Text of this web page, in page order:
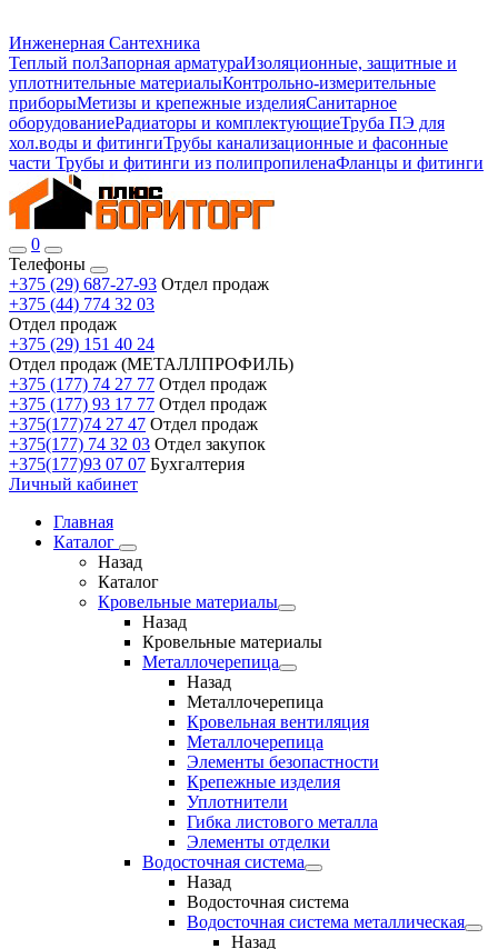
Инженерная Сантехника
Теплый полЗапорная арматураИзоляционные, защитные и
уплотнительные материалыКонтрольно-измерительные
приборыМетизы и крепежные изделияСанитарное
оборудованиеРадиаторы и комплектующиеТруба ПЭ для
хол.воды и фитингиТрубы канализационные и фасонные
части Трубы и фитинги из полипропиленаФланцы и фитинги
0
Телефоны
+375 (29) 687-27-93 Отдел продаж
+375 (44) 774 32 03
Отдел продаж
+375 (29) 151 40 24
Отдел продаж (МЕТАЛЛПРОФИЛЬ)
+375 (177) 74 27 77 Отдел продаж
+375 (177) 93 17 77 Отдел продаж
+375(177)74 27 47 Отдел продаж
+375(177) 74 32 03 Отдел закупок
+375(177)93 07 07 Бухгалтерия
Личный кабинет
Главная
Каталог
Назад
Каталог
Кровельные материалы
Назад
Кровельные материалы
Металлочерепица
Назад
Металлочерепица
Кровельная вентиляция
Металлочерепица
Элементы безопастности
Крепежные изделия
Уплотнители
Гибка листового металла
Элементы отделки
Водосточная система
Назад
Водосточная система
Водосточная система металлическая
Назад